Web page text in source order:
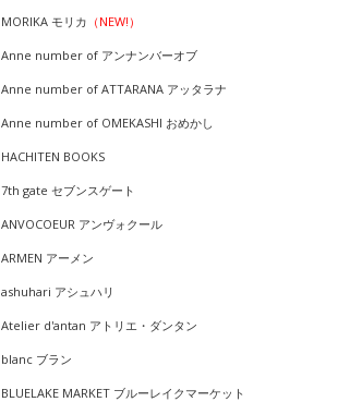
MORIKA モリカ （NEW!）
Anne number of アンナンバーオブ
Anne number of ATTARANA アッタラナ
Anne number of OMEKASHI おめかし
HACHITEN BOOKS
7th gate セブンスゲート
ANVOCOEUR アンヴォクール
ARMEN アーメン
ashuhari アシュハリ
Atelier d'antan アトリエ・ダンタン
blanc ブラン
BLUELAKE MARKET ブルーレイクマーケット